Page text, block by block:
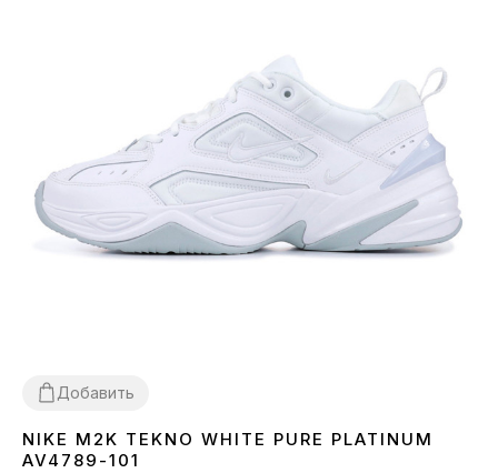
Добавить
3637 38 3940 41 434445
NIKE M2K TEKNO WHITE PURE PLATINUM
AV4789-101